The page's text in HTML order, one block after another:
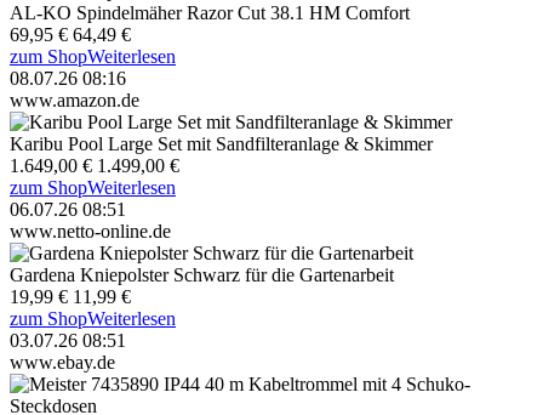
AL-KO Spindelmäher Razor Cut 38.1 HM Comfort
69,95 € 64,49 €
zum ShopWeiterlesen
08.07.26 08:16
www.amazon.de
Karibu Pool Large Set mit Sandfilteranlage & Skimmer
1.649,00 € 1.499,00 €
zum ShopWeiterlesen
06.07.26 08:51
www.netto-online.de
Gardena Kniepolster Schwarz für die Gartenarbeit
19,99 € 11,99 €
zum ShopWeiterlesen
03.07.26 08:51
www.ebay.de